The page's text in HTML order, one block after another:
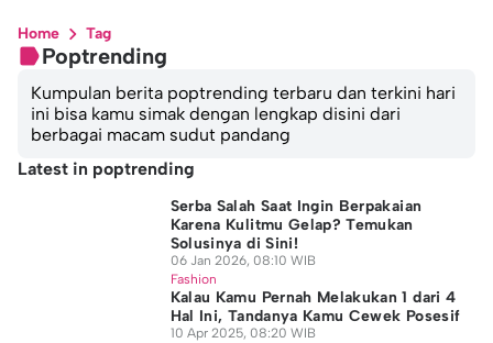
Home Tag
Poptrending
Kumpulan berita poptrending terbaru dan terkini hari
ini bisa kamu simak dengan lengkap disini dari
berbagai macam sudut pandang
Latest in poptrending
Serba Salah Saat Ingin Berpakaian
Karena Kulitmu Gelap? Temukan
Solusinya di Sini!
06 Jan 2026, 08:10 WIB
Fashion
Kalau Kamu Pernah Melakukan 1 dari 4
Hal Ini, Tandanya Kamu Cewek Posesif
10 Apr 2025, 08:20 WIB